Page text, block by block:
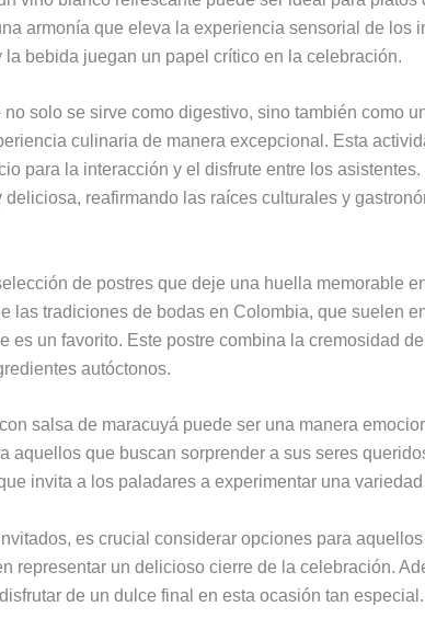
armonía que eleva la experiencia sensorial de los
la bebida juegan un papel crítico en la celebración.
solo se sirve como digestivo, sino también como
culinaria de manera excepcional. Esta
para la interacción y el disfrute entre los
reafirmando las raíces culturales y
de postres que deje una huella memorable
las tradiciones de bodas en Colombia, que suelen
un favorito. Este postre combina la cremosidad
autóctonos.
salsa de maracuyá puede ser una manera
que buscan sorprender a sus seres
invita a los paladares a experimentar una
es crucial considerar opciones para
representar un delicioso cierre de la celebración.
de un dulce final en esta ocasión tan especial.